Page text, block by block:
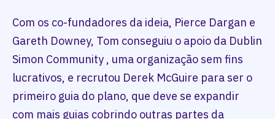
Com os co-fundadores da ideia, Pierce Dargan e
Gareth Downey, Tom conseguiu o apoio da Dublin
Simon Community , uma organização sem fins
lucrativos, e recrutou Derek McGuire para ser o
primeiro guia do plano, que deve se expandir
com mais guias cobrindo outras partes da